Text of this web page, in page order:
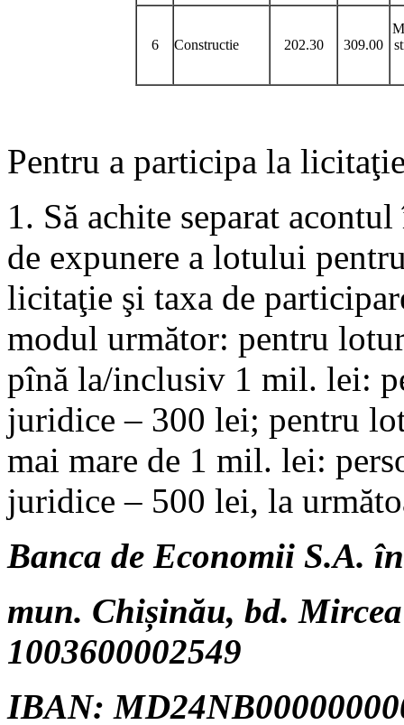
6 Constructie 202.30 309.00
Pentru a participa la
1. Să achite separat
de expunere a lotului
licitaţie şi taxa de
modul următor: pentru
pînă la/inclusiv 1 mil. lei:
juridice – 300 lei; pentru
mai mare de 1 mil. lei:
juridice – 500 lei, la
Banca de Economii S.A.
mun. Chișinău, bd.
1003600002549
IBAN: